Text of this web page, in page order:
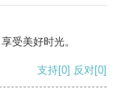
受美好时光。
支持[0] 反对[0]